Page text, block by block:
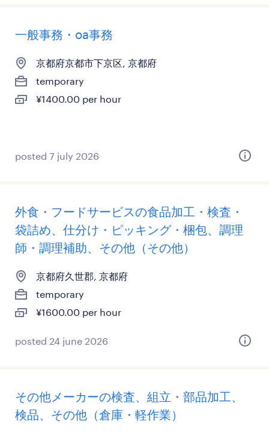
一般事務・oa事務
京都府京都市下京区, 京都府
temporary
¥1400.00 per hour
posted 7 july 2026
外食・フードサービスの食品加工・検査・
袋詰め、仕分け・ピッキング・梱包、調理
師・調理補助、その他（その他）
京都府久世郡, 京都府
temporary
¥1600.00 per hour
posted 24 june 2026
その他メーカーの検査、組立・部品加工、
検品、その他（倉庫・軽作業）